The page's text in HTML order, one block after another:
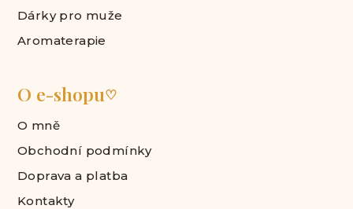
Dárky pro muže
Aromaterapie
O e-shopu♡
O mně
Obchodní podmínky
Doprava a platba
Kontakty